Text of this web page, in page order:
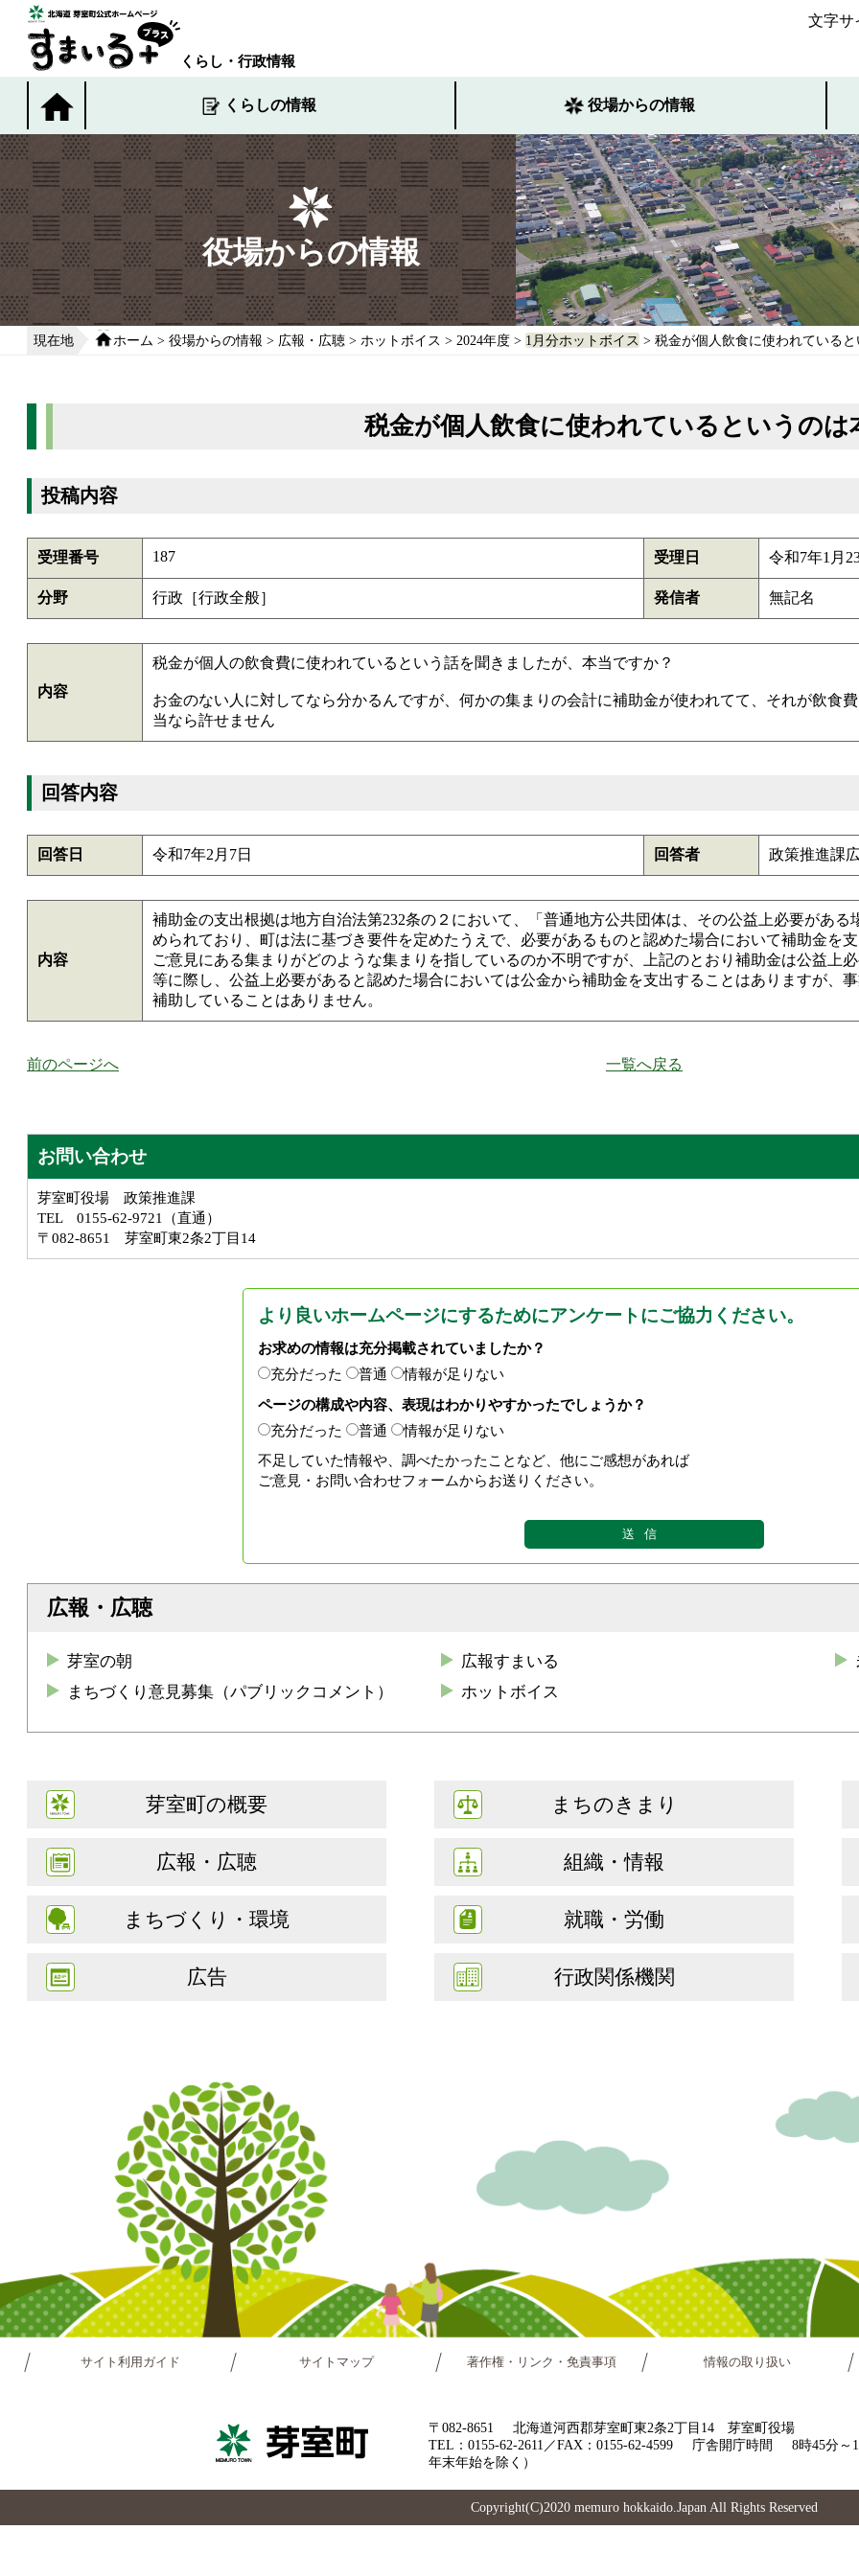
くらし・行政情報
文字サ
くらしの情報 役場からの情報
役場からの情報
現在地 ホーム > 役場からの情報 > 広報・広聴 > ホットボイス > 2024年度 > 1月分ホットボイス > 税金が個人飲食に使われている
税金が個人飲食に使われているというのは
投稿内容
受理番号 187 受理日 令和7年1月
分野 行政［行政全般］ 発信者 無記名
内容
税金が個人の飲食費に使われているという話を聞きましたが、本当ですか？
お金のない人に対してなら分かるんですが、何かの集まりの会計に補助金が使われてて、それが飲食
当なら許せません
回答内容
回答日 令和7年2月7日 回答者 政策推進課
内容
補助金の支出根拠は地方自治法第232条の２において、「普通地方公共団体は、その公益上必要があ
められており、町は法に基づき要件を定めたうえで、必要があるものと認めた場合において補助金を支
ご意見にある集まりがどのような集まりを指しているのか不明ですが、上記のとおり補助金は公益上
等に際し、公益上必要があると認めた場合においては公金から補助金を支出することはありますが、
補助していることはありません。
前のページへ 一覧へ戻る
お問い合わせ
芽室町役場 政策推進課
TEL 0155-62-9721（直通）
〒082-8651 芽室町東2条2丁目14
より良いホームページにするためにアンケートにご協力ください。
お求めの情報は充分掲載されていましたか？
充分だった
普通
情報が足りない
ページの構成や内容、表現はわかりやすかったでしょうか？
充分だった
普通
情報が足りない
不足していた情報や、調べたかったことなど、他にご感想があれば
ご意見・お問い合わせフォームからお送りください。
広報・広聴
芽室の朝 広報すまいる
まちづくり意見募集（パブリックコメント）
ホットボイス
芽室町の概要 まちのきまり
広報・広聴 組織・情報
まちづくり・環境 就職・労働
広告 行政関係機関
サイト利用ガイド サイトマップ 著作権・リンク・免責事項 情報の取り扱い
〒082-8651
北海道河西郡芽室町東2条2丁目14 芽室町役場
TEL：0155-62-2611／FAX：0155-62-4599
庁舎開庁時間
8時45分～
年末年始を除く）
Copyright(C)2020 memuro hokkaido.Japan All Rights Reserved